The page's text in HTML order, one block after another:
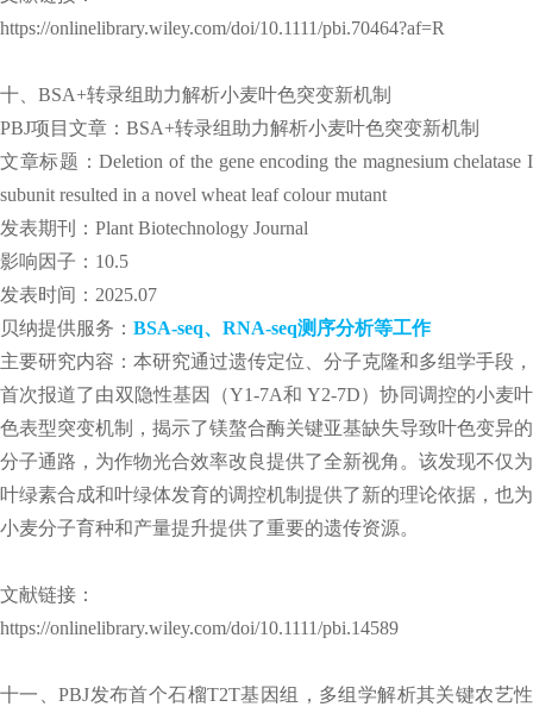
https://onlinelibrary.wiley.com/doi/10.1111/pbi.70464?af=R
十、BSA+转录组助力解析小麦叶色突变新机制
PBJ项目文章：BSA+转录组助力解析小麦叶色突变新机制
文章标题：Deletion of the gene encoding the magnesium chelatase I
subunit resulted in a novel wheat leaf colour mutant
发表期刊：Plant Biotechnology Journal
影响因子：10.5
发表时间：2025.07
贝纳提供服务： BSA-seq、RNA-seq测序分析等工作
主要研究内容：本研究通过遗传定位、分子克隆和多组学手段，
首次报道了由双隐性基因（Y1-7A和 Y2-7D）协同调控的小麦叶
色表型突变机制，揭示了镁螯合酶关键亚基缺失导致叶色变异的
分子通路，为作物光合效率改良提供了全新视角。该发现不仅为
叶绿素合成和叶绿体发育的调控机制提供了新的理论依据，也为
小麦分子育种和产量提升提供了重要的遗传资源。
文献链接：
https://onlinelibrary.wiley.com/doi/10.1111/pbi.14589
十一、PBJ发布首个石榴T2T基因组，多组学解析其关键农艺性